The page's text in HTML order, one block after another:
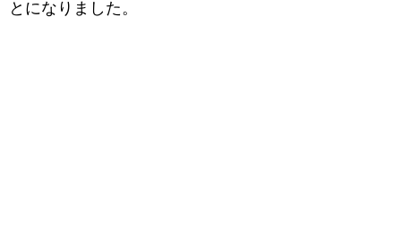
とになりました。